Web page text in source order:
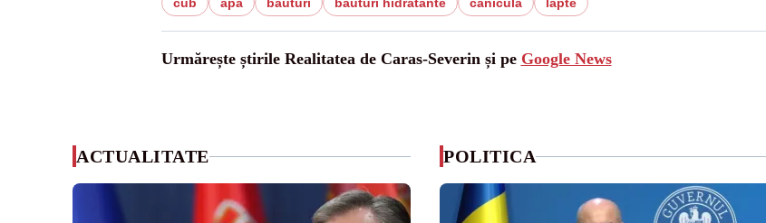
Urmărește știrile Realitatea de Caras-Severin și pe Google News
ACTUALITATE POLITICA